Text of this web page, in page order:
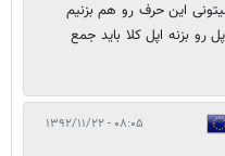
این حرف رو هم بزنیم
بزنه اپل کلا باید جمع
۰۸:۰۵ - ۱۳۹۲/۱۱/۲۲